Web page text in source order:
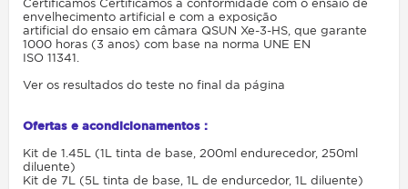
Certificamos Certificamos a conformidade com o ensaio de
envelhecimento artificial e com a exposição
artificial do ensaio em câmara QSUN Xe-3-HS, que garante
1000 horas (3 anos) com base na norma UNE EN
ISO 11341.
Ver os resultados do teste no final da página
Ofertas e acondicionamentos :
Kit de 1.45L (1L tinta de base, 200ml endurecedor, 250ml
diluente)
Kit de 7L (5L tinta de base, 1L de endurcedor, 1L diluente)